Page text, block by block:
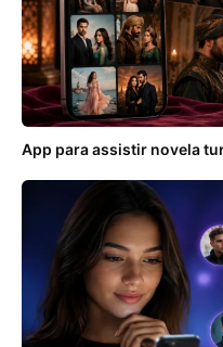
App para assistir novela